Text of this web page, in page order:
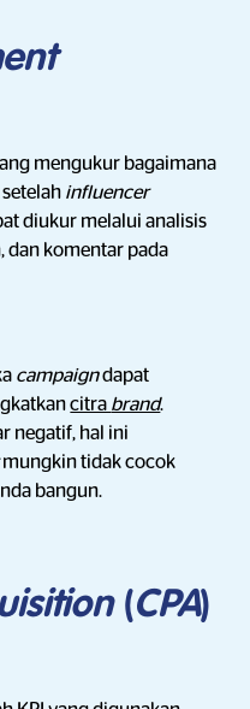
mengukur bagaimana
influencer
diukur melalui analisis
dan komentar pada
campaigndapat
citra brand.
negatif, hal ini
mungkin tidak cocok
bangun.
(CPA)